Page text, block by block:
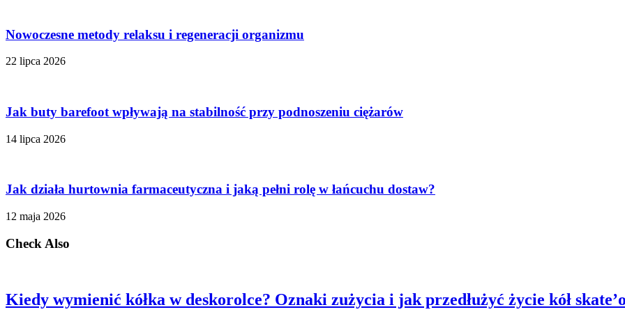
Nowoczesne metody relaksu i regeneracji organizmu
22 lipca 2026
Jak buty barefoot wpływają na stabilność przy podnoszeniu ciężarów
14 lipca 2026
Jak działa hurtownia farmaceutyczna i jaką pełni rolę w łańcuchu dostaw?
12 maja 2026
Check Also
Kiedy wymienić kółka w deskorolce? Oznaki zużycia i jak przedłużyć życie kół